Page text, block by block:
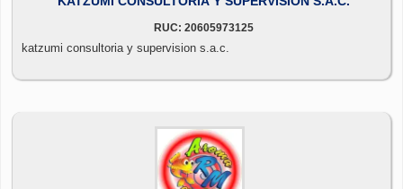
RUC: 20605973125
katzumi consultoria y supervision s.a.c.